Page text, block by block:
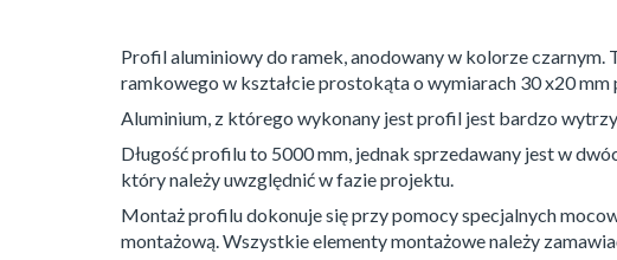
Profil aluminiowy do ramek, anodowany w kolorze
ramkowego w kształcie prostokąta o wymiarach 30 x20 mm
Aluminium, z którego wykonany jest profil jest bardzo
Długość profilu to 5000 mm, jednak sprzedawany jest w
który należy uwzględnić w fazie projektu.
Montaż profilu dokonuje się przy pomocy specjalnych
montażową. Wszystkie elementy montażowe należy